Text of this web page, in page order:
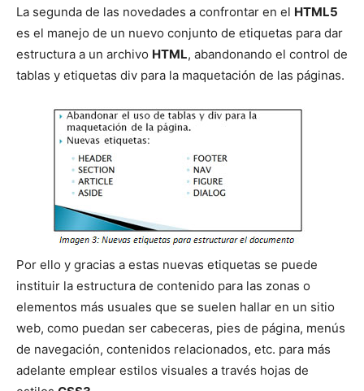
La segunda de las novedades a confrontar en el HTML5
es el manejo de un nuevo conjunto de etiquetas para dar
estructura a un archivo HTML, abandonando el control de
tablas y etiquetas div para la maquetación de las páginas.
Por ello y gracias a estas nuevas etiquetas se puede
instituir la estructura de contenido para las zonas o
elementos más usuales que se suelen hallar en un sitio
web, como puedan ser cabeceras, pies de página, menús
de navegación, contenidos relacionados, etc. para más
adelante emplear estilos visuales a través hojas de